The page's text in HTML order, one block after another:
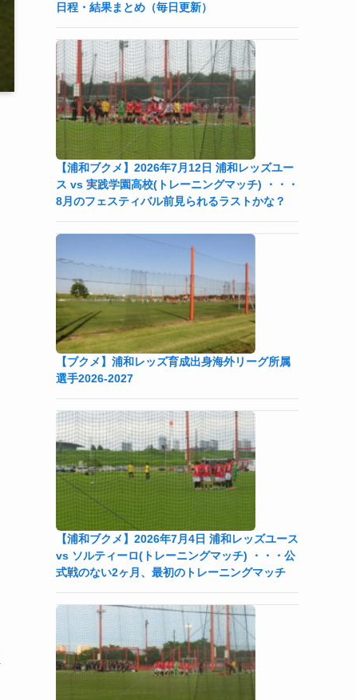
日程・結果まとめ（毎日更新）
【浦和ブクメ】2026年7月12日 浦和レッズユー
ス vs 実践学園高校(トレーニングマッチ) ・・・
8月のフェスティバル前見られるラストかな？
【ブクメ】浦和レッズ育成出身海外リーグ所属
選手2026-2027
【浦和ブクメ】2026年7月4日 浦和レッズユース
vs ソルティーロ(トレーニングマッチ) ・・・公
式戦のない2ヶ月、最初のトレーニングマッチ